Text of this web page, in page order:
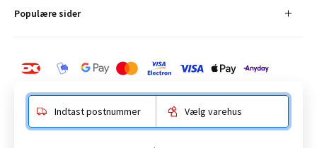
Populære sider
Indtast postnummer Vælg varehus